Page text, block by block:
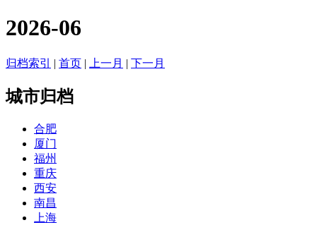
2026-06
归档索引 | 首页 | 上一月 | 下一月
城市归档
合肥
厦门
福州
重庆
西安
南昌
上海